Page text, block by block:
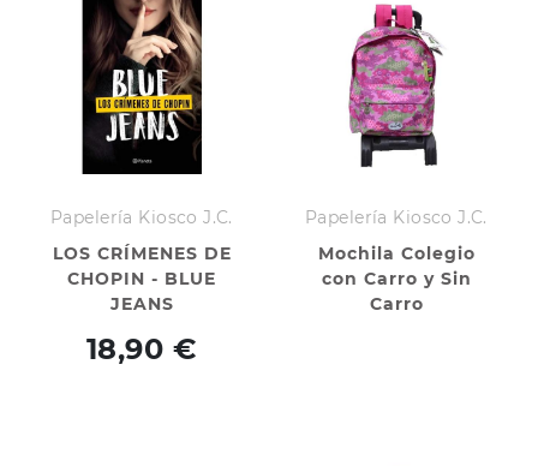
Papelería Kiosco J.C.
LOS CRÍMENES DE
CHOPIN - BLUE
JEANS
18,90 €
Papelería Kiosco J.C.
Mochila Colegio
con Carro y Sin
Carro